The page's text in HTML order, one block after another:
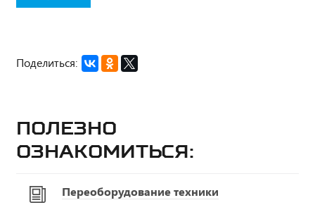
Поделиться:
Полезно
ознакомиться:
Переоборудование техники